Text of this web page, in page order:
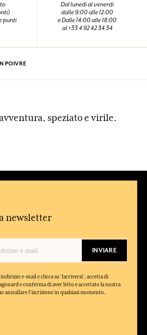
punti
Dal lunedi al venerdi
dalle 9:00 alle 12:00
e Dalle 14:00 alle 18:00
al +33 4 92 42 34 34
POIVRE
speziato e virile.
newsletter
INVIARE
e-mail e clicca su 'Iscriversi', accetta di
e conferma di aver letto e accettato la nostra
annullare l'iscrizione in qualsiasi momento.